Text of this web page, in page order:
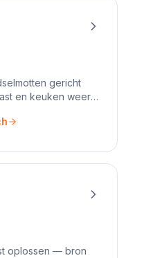
gericht
en keuken weer
oplossen — bron